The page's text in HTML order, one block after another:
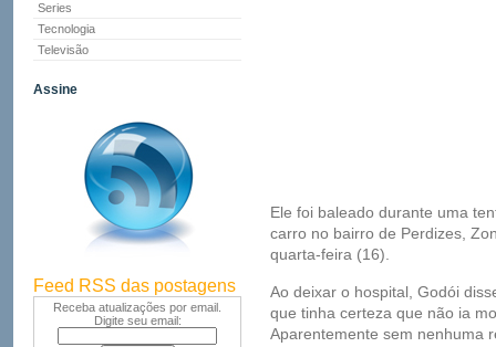
Series
Tecnologia
Televisão
Assine
Feed RSS das postagens
Receba atualizações por email.
Digite seu email:
Ele foi baleado durante uma
carro no bairro de Perdizes,
quarta-feira (16).
Ao deixar o hospital, Godói
que tinha certeza que não ia
Aparentemente sem nenhuma